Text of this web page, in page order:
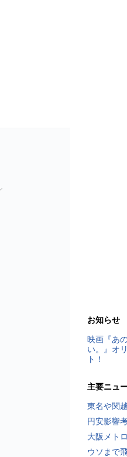
お知らせ
映画『あ
い。』オ
ト！
主要ニュ
東名や関
円安影響
大阪メト
ウソまで